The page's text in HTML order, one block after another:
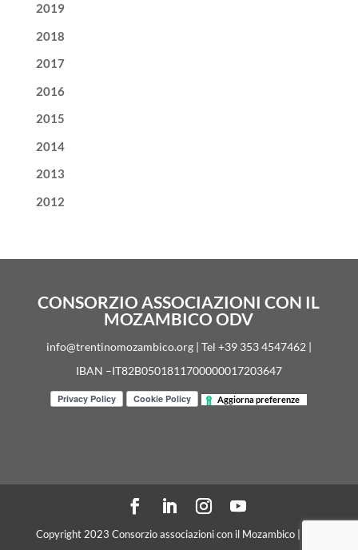
2019
2018
2017
2016
2015
2014
2013
2012
CONSORZIO ASSOCIAZIONI CON IL
MOZAMBICO ODV
info@trentinomozambico.org | Tel +39 353 4547462 |
IBAN –IT82B0501811700000017203647
Aggiorna preferenze
Copyright 2023 Consorzio associazioni con il Mozambico | C. F.